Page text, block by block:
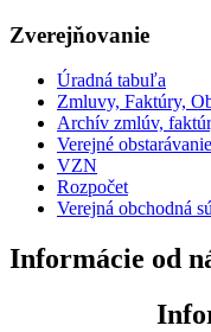
Zverejňovanie
Úradná tabuľa
Zmluvy, Faktúry,
Archív zmlúv,
Verejné obstarávanie
VZN
Rozpočet
Verejná obchodná
Informácie od